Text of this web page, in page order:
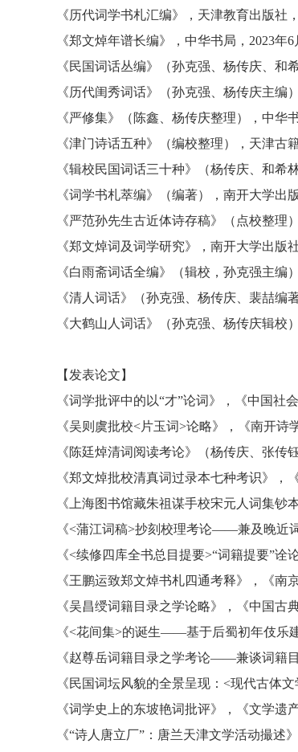
《历代词学书札汇编》
， 天津教育出版社 ，
《郑文焯年谱长编》
， 中华书局 ， 2023年6
《民国词话丛编》（孙克强、杨传庆、和
《历代闺秀词话》（孙克强、杨传庆主编）
《严修集》（陈鑫、杨传庆整理）
， 中华
《津门诗话五种》（编校整理）
， 天津古
《辑校民国词话三十种》（杨传庆、和希
《词学书札萃编》（编著）
， 南开大学出
《严范孙先生古近体诗存稿》（点校整理）
《郑文焯词及词学研究》
， 南开大学出版
《白雨斋词话全编》（辑校，孙克强主编）
《清人词话》（孙克强、杨传庆、裴喆编著
《大鹤山人词话》（孙克强、杨传庆辑校）
【 发表论文 】
《词学批评中的以“才”论词》，《中国社
《吴则虞批校<片玉词>论略》，《南开诗
《陈廷焯清词阅读考论》（杨传庆、张
《郑文焯批校清真词过录本七种考识》
，
《上海图书馆藏朱祖谋手校宋元人词集钞
《<蒲江词稿>抄刻校理考论——兼及晚近
《<续修四库全书总目提要>“词籍提要”诠论
《王鹏运致郑文焯书札四通考释》
， 《南
《吴昌绶词籍目录之学论略》
， 《中国古
《<花间集>的诞生——基于后蜀初年伎乐
《赵尊岳词籍目录之学考论——兼谈词籍目
《民国词坛风貌的全景呈现： <现代古体文
《词学史上的东坡艳词批评》
， 《文学遗
《“诗人唐立厂”：唐兰天津文学活动撮述》